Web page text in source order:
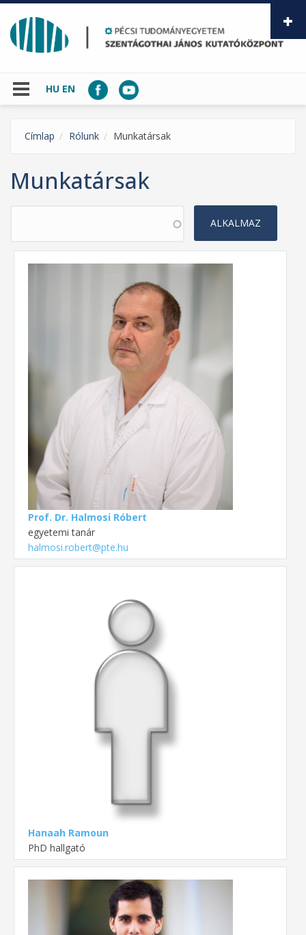
Ugrás a tartalomra
HU EN
Címlap Rólunk Munkatársak
Munkatársak
Prof. Dr. Halmosi Róbert
egyetemi tanár
halmosi.robert@pte.hu
Hanaah Ramoun
PhD hallgató